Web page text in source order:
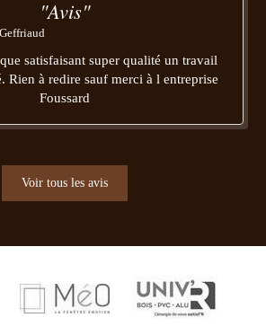
"Avis"
satisfaisant super qualité un travail
Rien à redire sauf merci à l entreprise
Foussard
Voir tous les avis